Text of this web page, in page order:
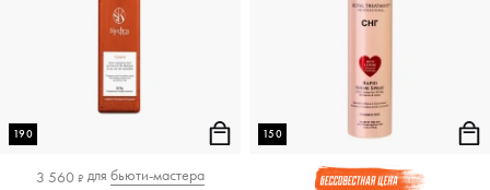
190
3 560 ₽ для бьюти-мастера
150